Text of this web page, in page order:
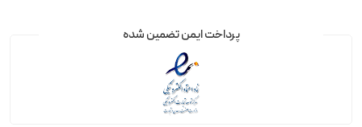
پرداخت ایمن تضمین شده